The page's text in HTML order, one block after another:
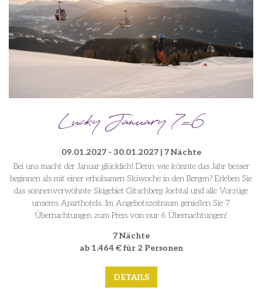
Lucky January 7=6
09.01.2027 - 30.01.2027 | 7 Nächte
Bei uns macht der Januar glücklich! Denn wie könnte das Jahr besser
beginnen als mit einer erholsamen Skiwoche in den Bergen? Erleben Sie
das sonnenverwöhnte Skigebiet Gitschberg Jochtal und alle Vorzüge
unseres Aparthotels. Im Angebotszeitraum genießen Sie 7
Übernachtungen zum Preis von nur 6 Übernachtungen!
7 Nächte
ab 1.464 € für 2 Personen
DETAILS